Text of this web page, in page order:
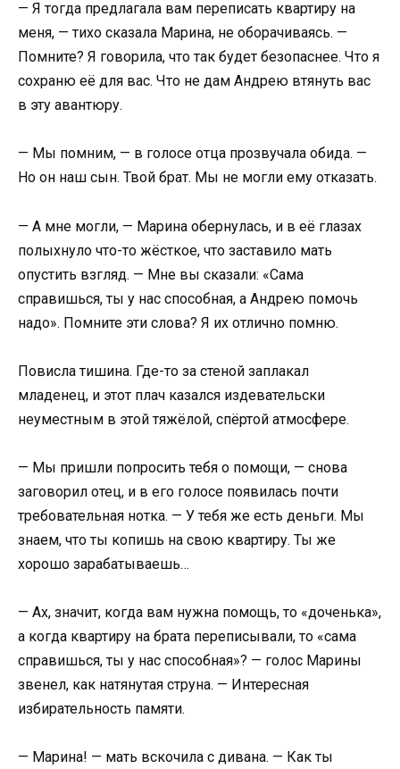
— Я тогда предлагала вам переписать квартиру на
меня, — тихо сказала Марина, не оборачиваясь. —
Помните? Я говорила, что так будет безопаснее. Что я
сохраню её для вас. Что не дам Андрею втянуть вас
в эту авантюру.
— Мы помним, — в голосе отца прозвучала обида. —
Но он наш сын. Твой брат. Мы не могли ему отказать.
— А мне могли, — Марина обернулась, и в её глазах
полыхнуло что-то жёсткое, что заставило мать
опустить взгляд. — Мне вы сказали: «Сама
справишься, ты у нас способная, а Андрею помочь
надо». Помните эти слова? Я их отлично помню.
Повисла тишина. Где-то за стеной заплакал
младенец, и этот плач казался издевательски
неуместным в этой тяжёлой, спёртой атмосфере.
— Мы пришли попросить тебя о помощи, — снова
заговорил отец, и в его голосе появилась почти
требовательная нотка. — У тебя же есть деньги. Мы
знаем, что ты копишь на свою квартиру. Ты же
хорошо зарабатываешь…
— Ах, значит, когда вам нужна помощь, то «доченька»,
а когда квартиру на брата переписывали, то «сама
справишься, ты у нас способная»? — голос Марины
звенел, как натянутая струна. — Интересная
избирательность памяти.
— Марина! — мать вскочила с дивана. — Как ты